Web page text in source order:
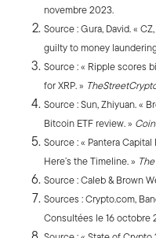
novembre 2023.
Source : Gura, David. «
guilty to money
Source : « Ripple scores
for XRP. »
Source : Sun, Zhiyuan. «
Bitcoin ETF review. »
Source : « Pantera
Here’s the Timeline. »
Source : Caleb & Brown
Sources : Crypto.com,
Consultées le 16 octobre